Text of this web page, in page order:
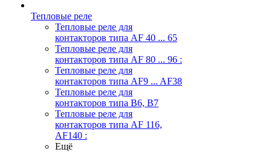
Тепловые реле
Тепловые реле для
контакторов типа AF 40 ... 65
Тепловые реле для
контакторов типа AF 80 ... 96 :
Тепловые реле для
контакторов типа AF9 ... AF38
Тепловые реле для
контакторов типа В6, В7
Тепловые реле для
контакторов типа AF 116,
AF140 :
Ещё